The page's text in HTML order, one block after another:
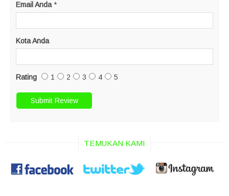
Email Anda *
Kota Anda
Rating 1 2 3 4 5
TEMUKAN KAMI